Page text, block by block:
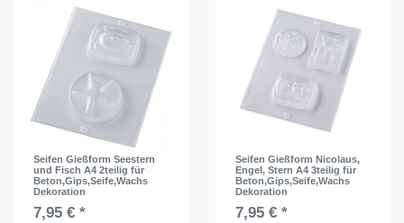
Seifen Gießform Seestern
und Fisch A4 2teilig für
Beton,Gips,Seife,Wachs
Dekoration
7,95 € *
Seifen Gießform Nicolaus,
Engel, Stern A4 3teilig für
Beton,Gips,Seife,Wachs
Dekoration
7,95 € *